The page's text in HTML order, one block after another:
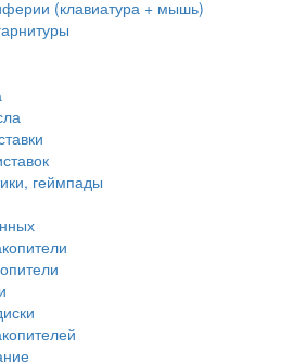
(клавиатура + мышь)
геймпады